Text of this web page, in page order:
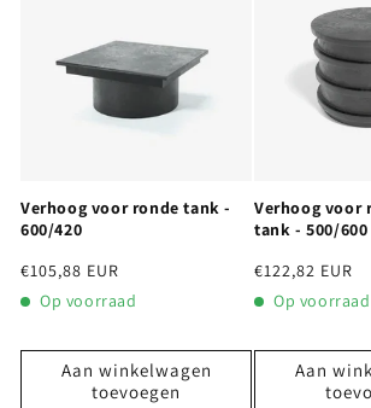
Verhoog voor ronde tank -
600/420
Normale
prijs
€105,88 EUR
Op voorraad
Aan winkelwagen
toevoegen
Verhoog voor
tank - 500/600
Normale
prijs
€122,82 EUR
Op voorraad
Aan